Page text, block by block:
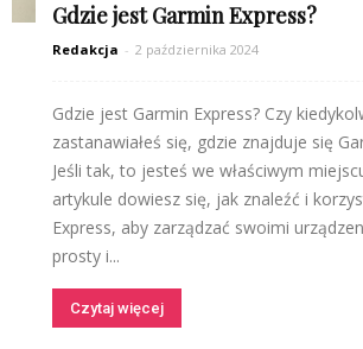
Gdzie jest Garmin Express?
Redakcja - 2 października 2024
Gdzie jest Garmin Express? Czy
zastanawiałeś się, gdzie znajduje się
Jeśli tak, to jesteś we właściwym
artykule dowiesz się, jak znaleźć i
Express, aby zarządzać swoimi
prosty i...
Czytaj więcej